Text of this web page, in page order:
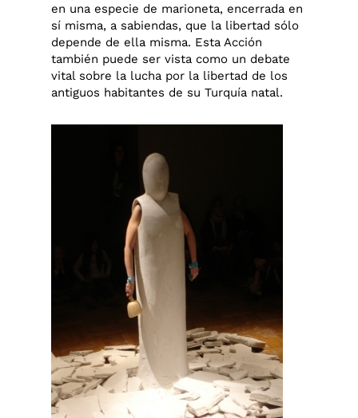
en una especie de marioneta, encerrada en
sí misma, a sabiendas, que la libertad sólo
depende de ella misma. Esta Acción
también puede ser vista como un debate
vital sobre la lucha por la libertad de los
antiguos habitantes de su Turquía natal.